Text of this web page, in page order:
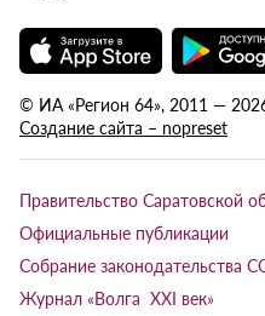
© ИА «Регион 64», 2011 —
Создание сайта – nopreset
Правительство Саратовской
Официальные публикации
Собрание законодательства
Журнал «Волга XXI век»